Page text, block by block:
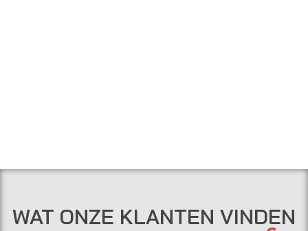
WAT ONZE KLANTEN VINDEN